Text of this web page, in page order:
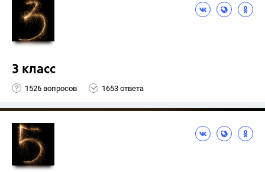
3 класс
1526 вопросов 1653 ответа